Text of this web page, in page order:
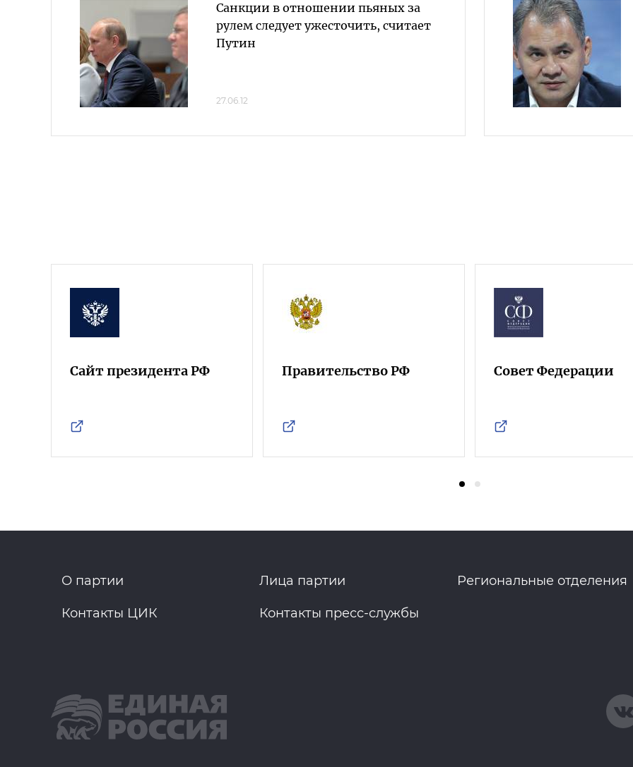
Санкции в отношении пьяных за
рулем следует ужесточить, считает
Путин
27.06.12
Сайт президента РФ Правительство РФ Совет Федерации
О партии Лица партии Региональные отделения
Контакты ЦИК Контакты пресс-службы